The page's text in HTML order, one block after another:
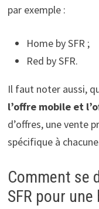
par exemple :
Home by SFR ;
Red by SFR.
Il faut noter aussi,
l’offre mobile et
d’offres, une vente
spécifique à
Comment se
SFR pour